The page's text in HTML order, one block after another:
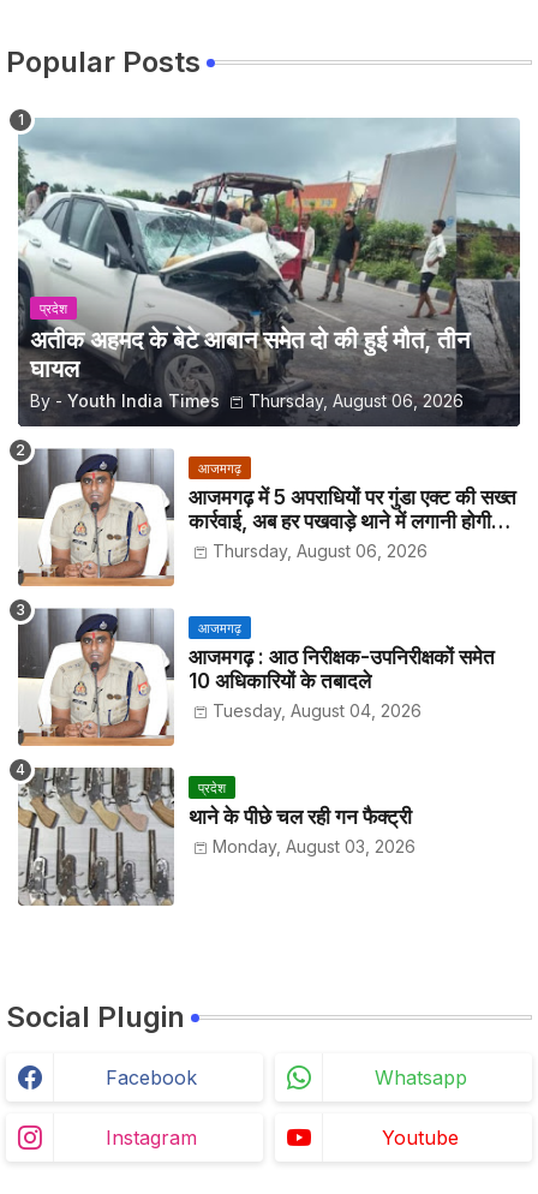
Popular Posts
प्रदेश
अतीक अहमद के बेटे आबान समेत दो की हुई मौत, तीन
घायल
By - Youth India Times Thursday, August 06, 2026
आजमगढ़
आजमगढ़ में 5 अपराधियों पर गुंडा एक्ट की सख्त
कार्रवाई, अब हर पखवाड़े थाने में लगानी होगी
हाजिरीThursday, August 06, 2026
आजमगढ़
आजमगढ़ : आठ निरीक्षक-उपनिरीक्षकों समेत
10 अधिकारियों के तबादले
Tuesday, August 04, 2026
प्रदेश
थाने के पीछे चल रही गन फैक्ट्री
Monday, August 03, 2026
Social Plugin
Facebook Whatsapp
Instagram Youtube